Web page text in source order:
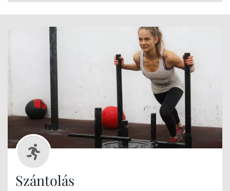
Szántolás